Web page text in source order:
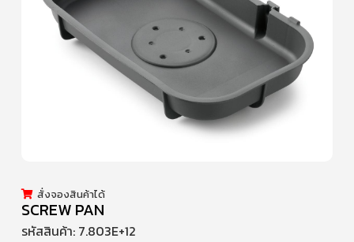
สั่งจองสินค้าได้
SCREW PAN
รหัสสินค้า: 7.803E+12